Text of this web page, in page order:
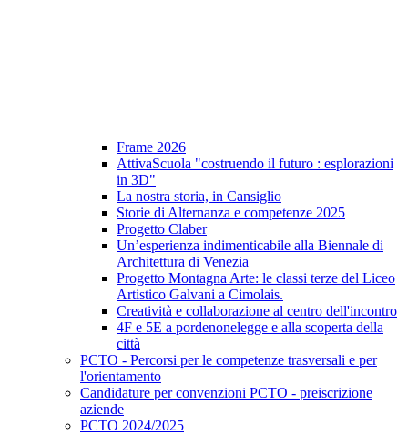
Frame 2026
AttivaScuola "costruendo il futuro : esplorazioni
in 3D"
La nostra storia, in Cansiglio
Storie di Alternanza e competenze 2025
Progetto Claber
Un’esperienza indimenticabile alla Biennale di
Architettura di Venezia
Progetto Montagna Arte: le classi terze del Liceo
Artistico Galvani a Cimolais.
Creatività e collaborazione al centro dell'incontro
4F e 5E a pordenonelegge e alla scoperta della
città
PCTO - Percorsi per le competenze trasversali e per
l'orientamento
Candidature per convenzioni PCTO - preiscrizione
aziende
PCTO 2024/2025